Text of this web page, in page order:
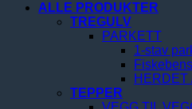
ALLE PRODUKTER
TREGULV
PARKETT
1-stav
HERDET
TEPPER